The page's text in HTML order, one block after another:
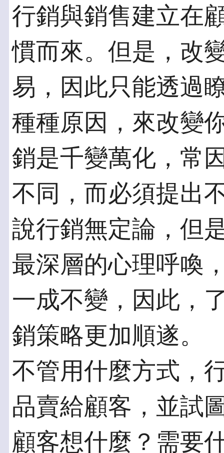
行銷與銷售建立在
慣而來。但是，改
易，因此只能透過
種種原因，來改變
銷是千變萬化，常
不同，而必須提出
說行銷無定論，但
最深層的心理呼喚
一成不變，因此，
銷策略更加順遂。
不管用什麼方式，
品賣給顧客，並試
顧客想什麼？需要